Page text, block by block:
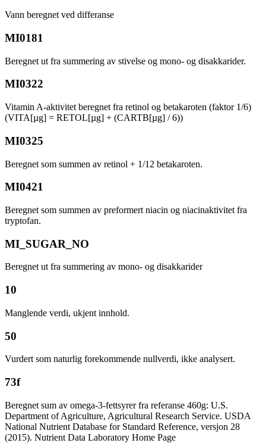
Vann beregnet ved differanse
MI0181
Beregnet ut fra summering av stivelse og mono- og disakkarider.
MI0322
Vitamin A-aktivitet beregnet fra retinol og betakaroten (faktor 1/6)
(VITA[µg] = RETOL[µg] + (CARTB[µg] / 6))
MI0325
Beregnet som summen av retinol + 1/12 betakaroten.
MI0421
Beregnet som summen av preformert niacin og niacinaktivitet fra
tryptofan.
MI_SUGAR_NO
Beregnet ut fra summering av mono- og disakkarider
10
Manglende verdi, ukjent innhold.
50
Vurdert som naturlig forekommende nullverdi, ikke analysert.
73f
Beregnet sum av omega-3-fettsyrer fra referanse 460g: U.S.
Department of Agriculture, Agricultural Research Service. USDA
National Nutrient Database for Standard Reference, versjon 28
(2015). Nutrient Data Laboratory Home Page